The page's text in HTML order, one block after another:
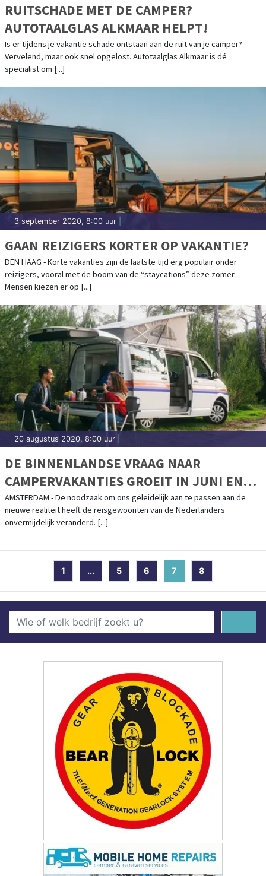
RUITSCHADE MET DE CAMPER?
AUTOTAALGLAS ALKMAAR HELPT!
Is er tijdens je vakantie schade ontstaan aan de ruit van je camper?
Vervelend, maar ook snel opgelost. Autotaalglas Alkmaar is dé
specialist om [...]
3 september 2020, 8:00 uur
GAAN REIZIGERS KORTER OP VAKANTIE?
DEN HAAG - Korte vakanties zijn de laatste tijd erg populair onder
reizigers, vooral met de boom van de “staycations” deze zomer.
Mensen kiezen er op [...]
20 augustus 2020, 8:00 uur
DE BINNENLANDSE VRAAG NAAR
CAMPERVAKANTIES GROEIT IN JUNI EN
JULI 900% IN VERGELIJKING MET VORIG
JAAR
AMSTERDAM - De noodzaak om ons geleidelijk aan te passen aan de
nieuwe realiteit heeft de reisgewoonten van de Nederlanders
onvermijdelijk veranderd. [...]
1 ... 5 6 7 (current)
8